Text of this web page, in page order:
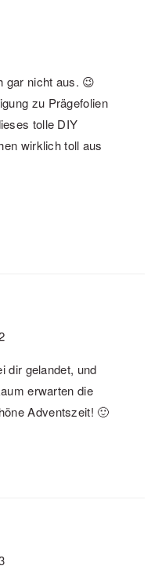
gar nicht aus. 😉
zu Prägefolien
tolle DIY
wirklich toll aus
dir gelandet, und
erwarten die
Adventszeit! 🙂